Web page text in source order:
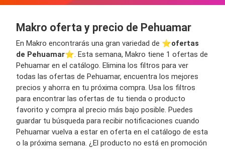
Makro oferta y precio de Pehuamar
En Makro encontrarás una gran variedad de ⭐️ofertas
de Pehuamar⭐️. Esta semana, Makro tiene 1 ofertas de
Pehuamar en el catálogo. Elimina los filtros para ver
todas las ofertas de Pehuamar, encuentra los mejores
precios y ahorra en tu próxima compra. Usa los filtros
para encontrar las ofertas de tu tienda o producto
favorito y compra al precio más bajo posible. Puedes
guardar tu búsqueda para recibir notificaciones cuando
Pehuamar vuelva a estar en oferta en el catálogo de esta
o la próxima semana. ¿El producto no está en promoción